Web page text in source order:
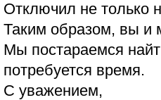
Отключил не только
Таким образом, вы и
Мы постараемся
потребуется время.
С уважением,